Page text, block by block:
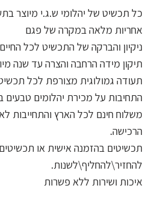
כל תכשיט של יהלומי ש.ג.י מיוצר
אחריות מלאה במקרה של פגם
ניקיון והברקה של התכשיט לכל החיים
תיקון מידה הרחבה והצרה עד שנה
תעודה גמולוגית מצורפת לכל
התחיבות על מכירת יהלומים טבעים
הרכישה.
תכשיטים בהזמנה אישית או
להחזיר\להחליף\לשנות.
איכות ושירות ללא פשרות